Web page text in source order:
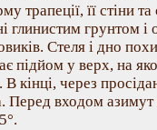
трапеції, її стіни та
глинистим грунтом
Стеля і дно
підйом у верх, на
В кінці, через
Перед входом азимут